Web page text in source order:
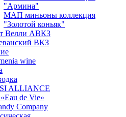
"Армина"
МАП миньоны коллекция
"Золотой коньяк"
Велли АВКЗ
ВКЗ
wine
ALLIANCE
de Vie»
Company